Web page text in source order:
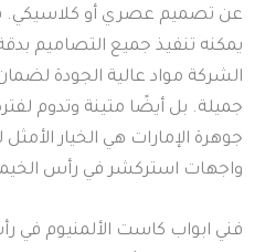
عن تصميم عصري أو كلاسيكي.
يمكنه تنفيذ جميع التصاميم بدقة
الشركة مواد عالية الجودة
جميلة. بل أيضًا متينة وتدوم
جوهرة الإمارات هي الخيار
واجهات استركشر في رأس
فني ابواب كاست الألمنيوم في